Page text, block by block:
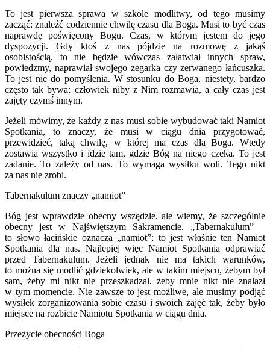
To jest pierwsza sprawa w szkole modlitwy, od tego musimy
zacząć: znaleźć codziennie chwilę czasu dla Boga. Musi to być czas
naprawdę po­święcony Bogu. Czas, w którym jestem do jego
dyspozycji. Gdy ktoś z nas pójdzie na rozmowę z jakąś
osobistością, to nie będzie wówczas załatwiał innych spraw,
powiedzmy, naprawiał swojego zegarka czy zerwanego łań­cuszka.
To jest nie do pomyślenia. W stosunku do Boga, niestety, bardzo
często tak bywa: człowiek niby z Nim rozmawia, a cały czas jest
zajęty czymś innym.
Jeżeli mówimy, że każdy z nas musi sobie wybudować taki Namiot
Spotkania, to znaczy, że musi w ciągu dnia przygotować,
przewidzieć, taką chwilę, w której ma czas dla Boga. Wtedy
zostawia wszystko i idzie tam, gdzie Bóg na niego czeka. To jest
zadanie. To zależy od nas. To wymaga wysiłku woli. Tego nikt
za nas nie zrobi.
Tabernakulum znaczy „namiot”
Bóg jest wprawdzie obecny wszędzie, ale wiemy, że szczególnie
obec­ny jest w Najświętszym Sakramencie. „Tabernakulum” –
to słowo łacińskie oznacza „namiot”; to jest właśnie ten Namiot
Spotkania dla nas. Najlepiej więc Namiot Spotkania odprawiać
przed Tabernakulum. Jeżeli jednak nie ma takich warunków,
to można się modlić gdziekolwiek, ale w takim miej­scu, żebym był
sam, żeby mi nikt nie przeszkadzał, żeby mnie nikt nie zna­lazł
w tym momencie. Nie zawsze to jest możliwe, ale musimy podjąć
wysi­łek zorganizowania sobie czasu i swoich zajęć tak, żeby było
miejsce na rozbicie Namiotu Spotkania w ciągu dnia.
Przeżycie obecności Boga